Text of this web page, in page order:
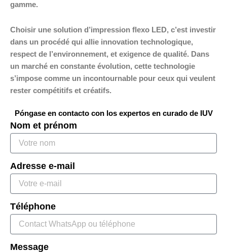
gamme.
Choisir une solution d’impression flexo LED, c’est investir
dans un procédé qui allie innovation technologique,
respect de l’environnement, et exigence de qualité. Dans
un marché en constante évolution, cette technologie
s’impose comme un incontournable pour ceux qui veulent
rester compétitifs et créatifs.
Póngase en contacto con los expertos en curado de IUV
Nom et prénom
Adresse e-mail
Téléphone
Message